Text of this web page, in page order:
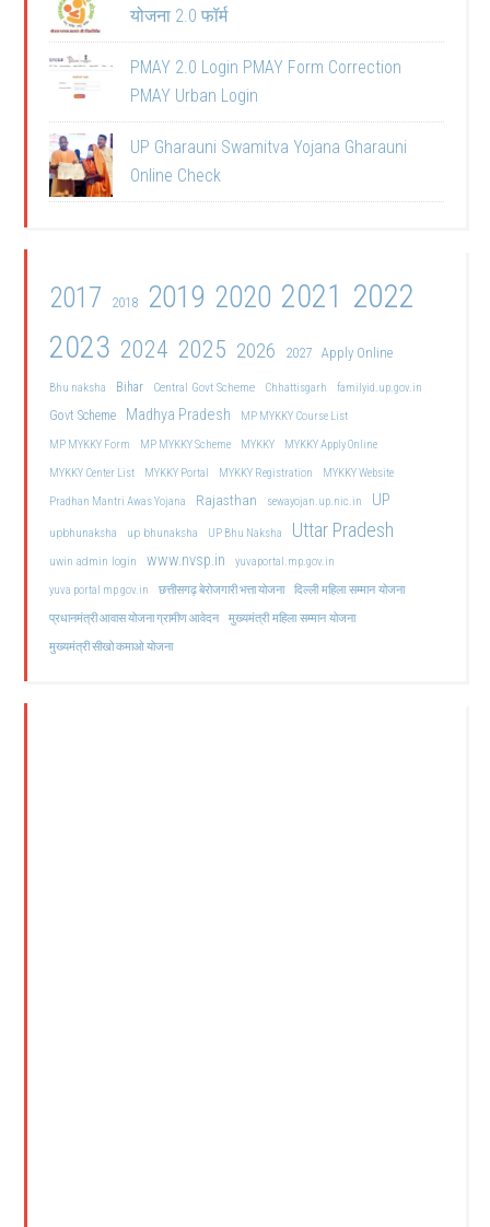
योजना 2.0 फॉर्म
PMAY 2.0 Login PMAY Form Correction
PMAY Urban Login
UP Gharauni Swamitva Yojana Gharauni
Online Check
2017 2018 2019 2020 2021 2022
2023 2024 2025 2026 2027 Apply Online
Bhu naksha Bihar Central Govt Scheme Chhattisgarh familyid.up.gov.in
Govt Scheme Madhya Pradesh
MP MYKKY Course List
MP MYKKY Form
MP MYKKY Scheme MYKKY
MYKKY Apply Online
MYKKY Center List
MYKKY Portal MYKKY Registration
MYKKY Website
Pradhan Mantri Awas Yojana
Rajasthan sewayojan.up.nic.in UP
upbhunaksha up bhunaksha UP Bhu Naksha Uttar Pradesh
uwin admin login www.nvsp.in
yuvaportal.mp.gov.in
yuva portal mp gov.in
छत्तीसगढ़ बेरोजगारी भत्ता योजना दिल्ली महिला सम्मान योजना
प्रधानमंत्री आवास योजना ग्रामीण आवेदन मुख्यमंत्री महिला सम्मान योजना
मुख्यमंत्री सीखो कमाओ योजना